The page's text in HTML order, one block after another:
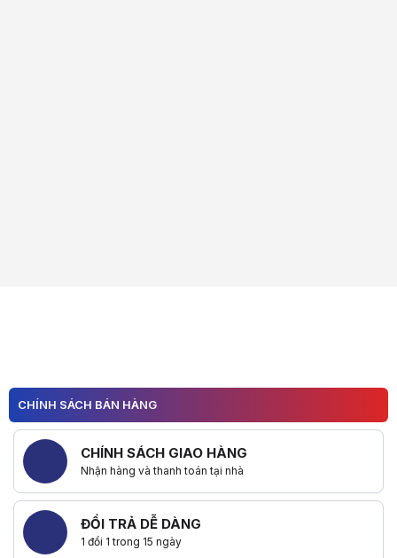
CHÍNH SÁCH BÁN HÀNG
CHÍNH SÁCH GIAO HÀNG
Nhận hàng và thanh toán tại nhà
ĐỔI TRẢ DỄ DÀNG
1 đổi 1 trong 15 ngày